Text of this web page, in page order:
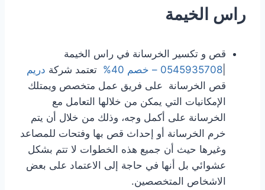
راس الخيمة
قص و تكسير الخرسانة في راس الخيمة
0545935708 – خصم 40% تعتمد شركة دريم
قص الخرسانة على فريق عمل متخصص ويمتلك
الإمكانيات التي يمكن من خلالها التعامل مع
الخرسانة على أكمل وجه، وذلك من خلال أن يتم
خرم الخرسانة أو إحداث قص بها وفتحات للمصاعد
وغيرها حيث أن جميع هذه الخطوات لا تتم بشكل
عشوائي بل أنها في حاجة إلى الاعتماد على بعض
الاشخاص المتخصصين.